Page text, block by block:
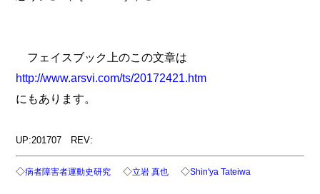
フェイスブック上のこの文章は
http://www.arsvi.com/ts/20172421.htm
にもあります。
UP:201707 REV:
◇病者障害者運動史研究 ◇立岩 真也 ◇Shin'ya Tateiwa